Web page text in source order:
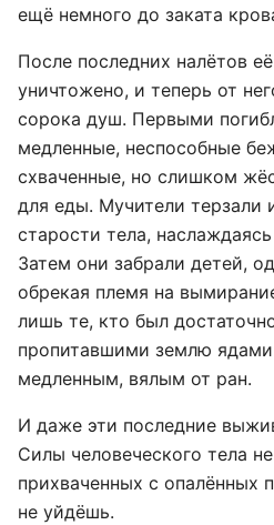
ещё немного до заката
После последних налётов
уничтожено, и теперь от
сорока душ. Первыми
медленные, неспособные
схваченные, но слишком
для еды. Мучители
старости тела,
Затем они забрали детей,
обрекая племя на
лишь те, кто был
пропитавшими землю
медленным, вялым от ран.
И даже эти последние
Силы человеческого тела
прихваченных с опалённых
не уйдёшь.